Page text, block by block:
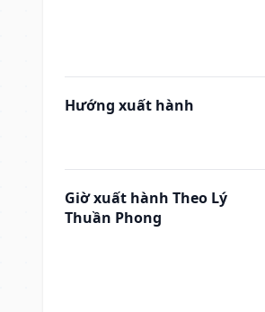
Hướng xuất hành
Giờ xuất hành Theo Lý
Thuần Phong